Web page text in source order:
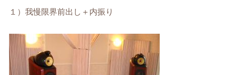
１）我慢限界前出し＋内振り